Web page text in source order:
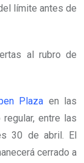
límite antes de
al rubro de
Plaza en las
entre las
30 de abril. El
cerrado a